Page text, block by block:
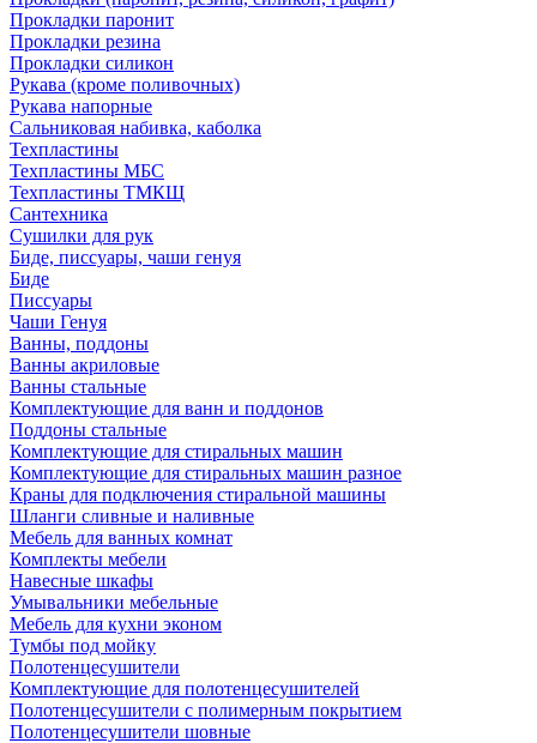
Прокладки паронит
Прокладки резина
Прокладки силикон
Рукава (кроме поливочных)
Рукава напорные
Сальниковая набивка, каболка
Техпластины
Техпластины МБС
Техпластины ТМКЩ
Сантехника
Сушилки для рук
Биде, писсуары, чаши генуя
Биде
Писсуары
Чаши Генуя
Ванны, поддоны
Ванны акриловые
Ванны стальные
Комплектующие для ванн и поддонов
Поддоны стальные
Комплектующие для стиральных машин
Комплектующие для стиральных машин разное
Краны для подключения стиральной машины
Шланги сливные и наливные
Мебель для ванных комнат
Комплекты мебели
Навесные шкафы
Умывальники мебельные
Мебель для кухни эконом
Тумбы под мойку
Полотенцесушители
Комплектующие для полотенцесушителей
Полотенцесушители с полимерным покрытием
Полотенцесушители шовные